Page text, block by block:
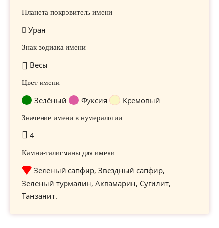
Планета покровитель имени
Уран
Знак зодиака имени
Весы
Цвет имени
Зелёный Фуксия Кремовый
Значение имени в нумералогии
4
Камни-талисманы для имени
Зеленый сапфир, Звездный сапфир,
Зеленый турмалин, Аквамарин, Сугилит,
Танзанит.